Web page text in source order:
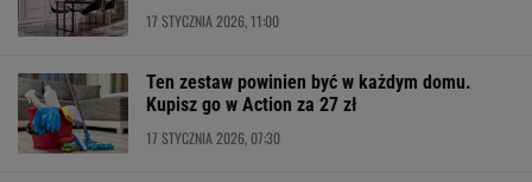
17 STYCZNIA 2026, 11:00
Ten zestaw powinien być w każdym domu.
Kupisz go w Action za 27 zł
17 STYCZNIA 2026, 07:30